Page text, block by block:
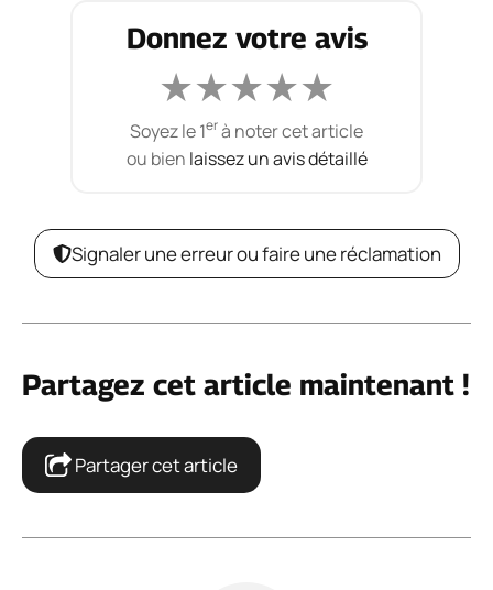
Donnez votre avis
★★★★★
Soyez le 1erà noter cet article
ou bien laissez un avis détaillé
Signaler une erreur ou faire une réclamation
Partagez cet article maintenant !
Partager cet article